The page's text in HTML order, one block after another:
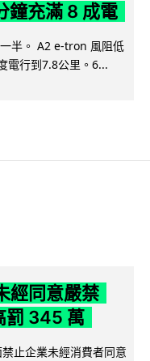
充滿 8 成電
半。 A2 e-tron 風阻低
電行到7.8公里。6...
經同意嚴禁
罰 345 萬
止企業未經消費者同意